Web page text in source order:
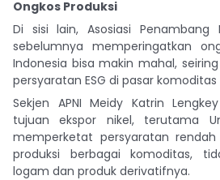
Ongkos Produksi
Di sisi lain, Asosiasi Penambang
sebelumnya memperingatkan
Indonesia bisa makin mahal,
persyaratan ESG di pasar komoditas
Sekjen APNI Meidy Katrin
tujuan ekspor nikel, terutama
memperketat persyaratan
produksi berbagai komoditas,
logam dan produk derivatifnya.